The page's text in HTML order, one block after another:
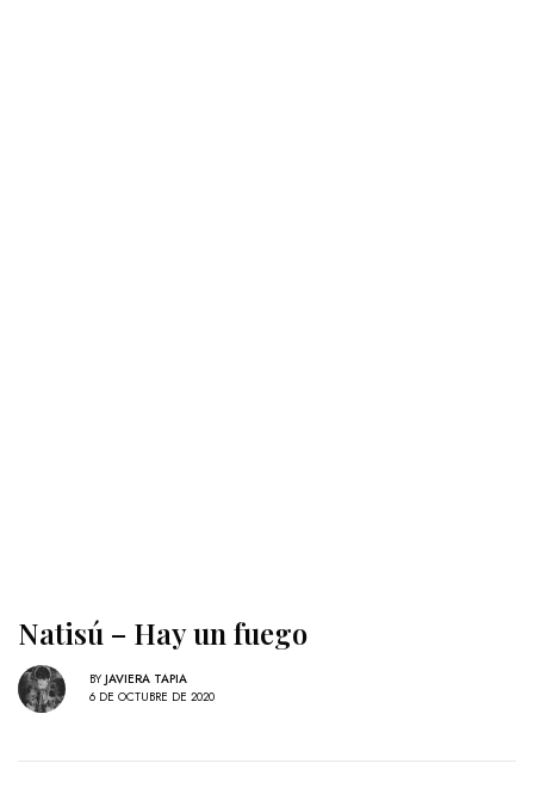
Natisú – Hay un fuego
BY JAVIERA TAPIA
6 DE OCTUBRE DE 2020